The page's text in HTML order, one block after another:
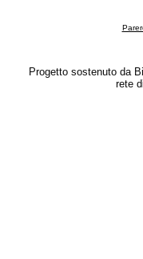
Progetto sostenuto da
rete